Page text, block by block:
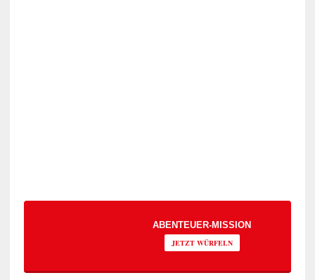
ABENTEUER-MISSION
JETZT WÜRFELN